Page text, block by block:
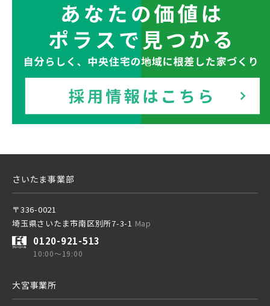
東京メトロ副都心線
京王井の頭線
千葉都市モノレール
JR総武線 [快速]
JR京葉線
JR成田線 [我孫子～成田]
JR中央線
クリックすると
このカコミに
物件概要が表示されます
千葉県船橋市 千葉県流山市
さいたま事業部
〒336-0021
埼玉県さいたま市南区別所7-3-1 Map
0120-921-513
10:00～19:00
大宮事業所